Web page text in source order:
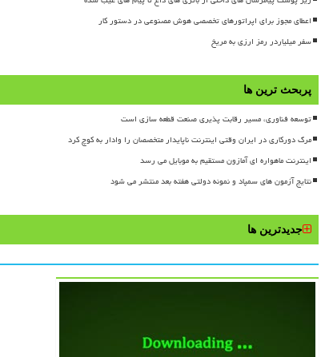
اعطای مجوز برای اپراتورهای تخصصی هوش مصنوعی در دستور کار
سفر میلیاردر رمز ارزی به مریخ
پربحث ترین ها
توسعه فناوری، مسیر رقابت پذیری صنعت قطعه سازی است
مرگ دورکاری در ایران وقتی اینترنت ناپایدار متخصصان را وادار به کوچ کرد
اینترنت ماهواره ای آمازون مستقیم به موبایل می رسد
نتایج آزمون های سمپاد و نمونه دولتی هفته بعد منتشر می شود
جدیدترین ها